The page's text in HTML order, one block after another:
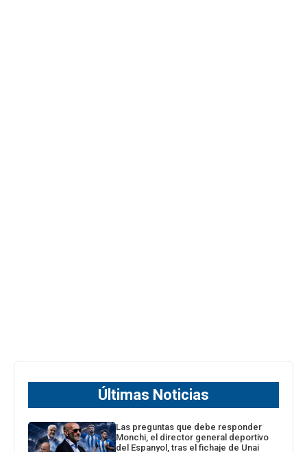
Últimas Noticias
Las preguntas que debe responder
Monchi, el director general deportivo
del Espanyol, tras el fichaje de Unai